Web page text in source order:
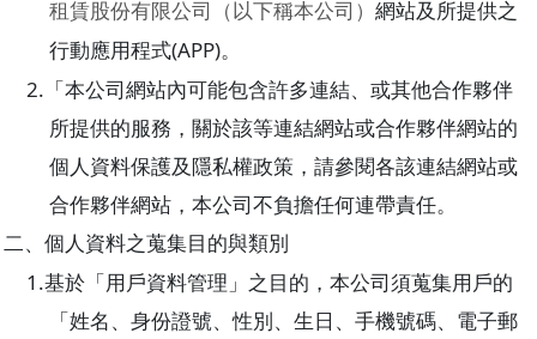
租賃股份有限公司（以下稱本公司） 網站及所提供之
行動應用程式(APP)。
2. 「本公司網站內可能包含許多連結、或其他合作夥伴
所提供的服務，關於該等連結網站或合作夥伴網站的
個人資料保護及隱私權政策，請參閱各該連結網站或
合作夥伴網站，本公司不負擔任何連帶責任。
二、個人資料之蒐集目的與類別
1.基於「用戶資料管理」之目的，本公司須蒐集用戶的
「姓名、身份證號、性別、生日、手機號碼、電子郵